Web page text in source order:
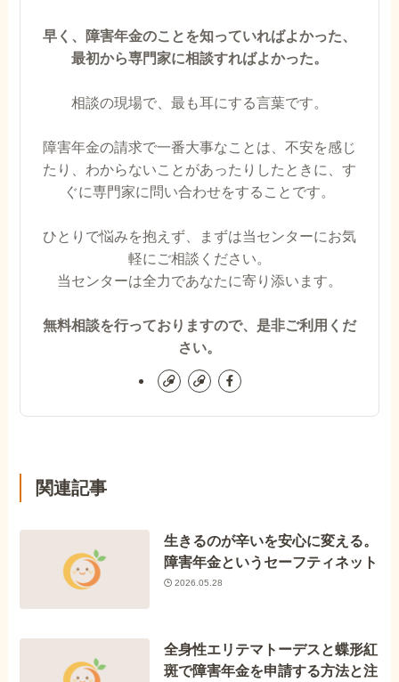
早く、障害年金のことを知っていればよかった、
最初から専門家に相談すればよかった。
相談の現場で、最も耳にする言葉です。
障害年金の請求で一番大事なことは、不安を感じ
たり、わからないことがあったりしたときに、す
ぐに専門家に問い合わせをすることです。
ひとりで悩みを抱えず、まずは当センターにお気
軽にご相談ください。
当センターは全力であなたに寄り添います。
無料相談を行っておりますので、是非ご利用くだ
さい。
関連記事
生きるのが辛いを安心に変える。
障害年金というセーフティネット
2026.05.28
全身性エリテマトーデスと蝶形紅
斑で障害年金を申請する方法と注